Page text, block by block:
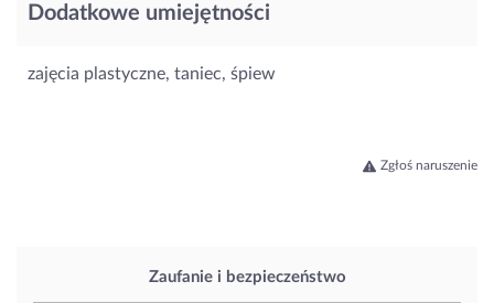
Zaufanie i bezpieczeństwo
Dodatkowe umiejętności
zajęcia plastyczne, taniec, śpiew
Zgłoś naruszenie